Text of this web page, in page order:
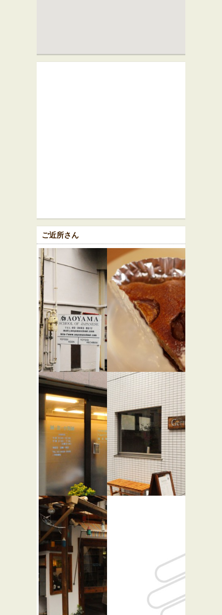
ご近所さん
青山スクー
ルオブジ
ャパニー
アフター
アワーズ
★☆☆
スイーツ
代々木公園
ヘルスケ
ア 鍼灸院